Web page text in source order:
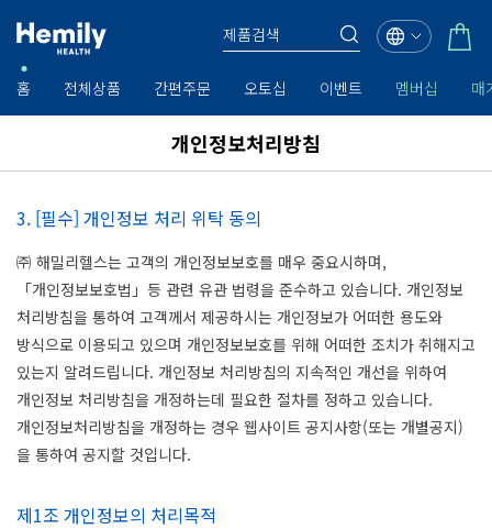
홈 전체상품 간편주문 오토십 이벤트 멤버십 매
개인정보처리방침
3. [필수] 개인정보 처리 위탁 동의
㈜ 해밀리헬스는 고객의 개인정보보호를 매우 중요시하며,
「개인정보보호법」등 관련 유관 법령을 준수하고 있습니다. 개인정보
처리방침을 통하여 고객께서 제공하시는 개인정보가 어떠한 용도와
방식으로 이용되고 있으며 개인정보보호를 위해 어떠한 조치가 취해지고
있는지 알려드립니다. 개인정보 처리방침의 지속적인 개선을 위하여
개인정보 처리방침을 개정하는데 필요한 절차를 정하고 있습니다.
개인정보처리방침을 개정하는 경우 웹사이트 공지사항(또는 개별공지)
을 통하여 공지할 것입니다.
제1조 개인정보의 처리목적